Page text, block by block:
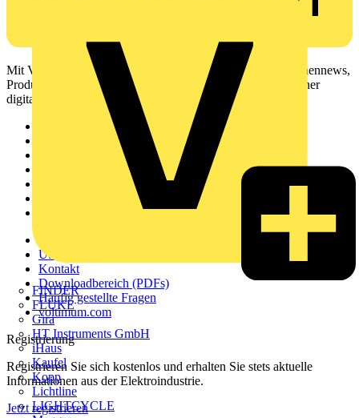
FINDER
FLUKE
Gira
HT Instruments GmbH
iHaus
Kaufel
Kopp
Lichtline
LIGHTCYCLE
Mit Voltimum erhalten Elektrofachkräfte Zugang zu Branchennews,
Produktinformationen, Schulungen und Tools – alles auf einer
digitalen Plattform und Community.
Über uns
Kontakt
Downloadbereich (PDFs)
Häufig gestellte Fragen
voltimum.com
Registrierung
Registrieren Sie sich kostenlos und erhalten Sie stets aktuelle
Informationen aus der Elektroindustrie.
Jetzt registrieren